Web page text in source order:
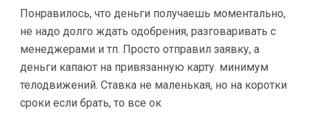
Понравилось, что деньги получаешь моментально,
не надо долго ждать одобрения, разговаривать с
менеджерами и тп. Просто отправил заявку, а
деньги капают на привязанную карту. минимум
телодвижений. Ставка не маленькая, но на коротки
сроки если брать, то все ок